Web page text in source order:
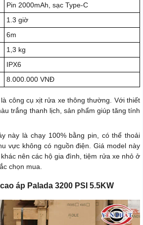
Pin 2000mAh, sạc Type-C
1.3 giờ
6m
1,3 kg
IPX6
8.000.000 VNĐ
công cụ xịt rửa xe thông thường. Với thiết
trắng thanh lịch, sản phẩm giúp tăng tính
này là chạy 100% bằng pin, có thể thoải
vực không có nguồn điện. Giá model này
nên các hộ gia đình, tiệm rửa xe nhỏ ở
chọn mua.
áp Palada 3200 PSI 5.5KW